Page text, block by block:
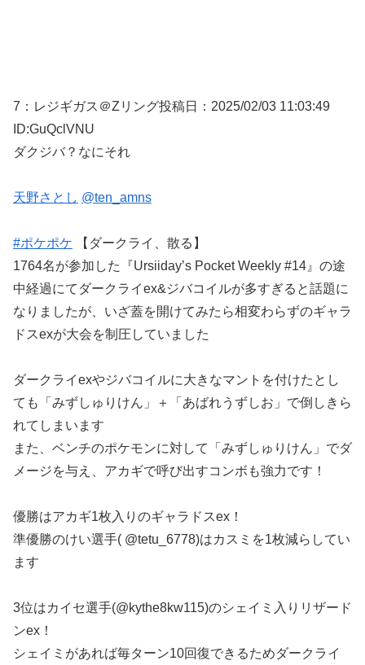
7： レジギガス＠Zリング投稿日：2025/02/03 11:03:49
ID:GuQclVNU
ダクジバ？なにそれ
天野さとし @ten_amns
#ポケポケ 【ダークライ、散る】
1764名が参加した『Ursiiday’s Pocket Weekly #14』の途
中経過にてダークライex&ジバコイルが多すぎると話題に
なりましたが、いざ蓋を開けてみたら相変わらずのギャラ
ドスexが大会を制圧していました
ダークライexやジバコイルに大きなマントを付けたとし
ても「みずしゅりけん」＋「あばれうずしお」で倒しきら
れてしまいます
また、ベンチのポケモンに対して「みずしゅりけん」でダ
メージを与え、アカギで呼び出すコンボも強力です！
優勝はアカギ1枚入りのギャラドスex！
準優勝のけい選手( @tetu_6778)はカスミを1枚減らしてい
ます
3位はカイセ選手(@kythe8kw115)のシェイミ入りリザード
ンex！
シェイミがあれば毎ターン10回復できるためダークライ